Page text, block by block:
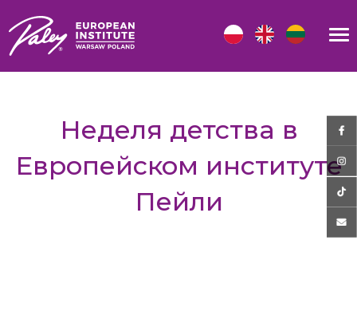
Неделя детства в
Европейском институте
Пейли